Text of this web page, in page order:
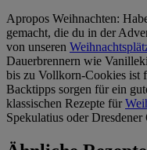
Apropos Weihnachten:
gemacht, die du in der
von unseren
Dauerbrennern wie
bis zu Vollkorn-Cookies ist
Backtipps sorgen für ein
klassischen Rezepte für
Spekulatius oder Dresdener